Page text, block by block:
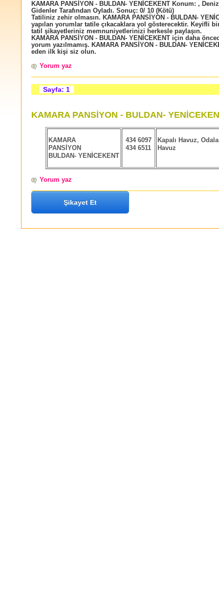
KAMARA PANSİYON - BULDAN- YENİCEKENT Konum: ,
Gidenler Tarafından Oyladı. Sonuç: 0/ 10 (Kötü)
Tatiliniz zehir olmasın. KAMARA PANSİYON - BULDAN-
yapılan yorumlar tatile çıkacaklara yol gösterecektir. Keyifli
tatil şikayetleriniz memnuniyetlerinizi herkesle paylaşın.
KAMARA PANSİYON - BULDAN- YENİCEKENT için daha
yorum yazılmamış. KAMARA PANSİYON - BULDAN-
eden ilk kişi siz olun.
Yorum yaz
Sayfa: 1
KAMARA PANSİYON - BULDAN-
KAMARA
PANSİYON
BULDAN- YENİCEKENT
434 6097
434 6511
Kapalı Havuz,
Havuz
Yorum yaz
Şikayet Et